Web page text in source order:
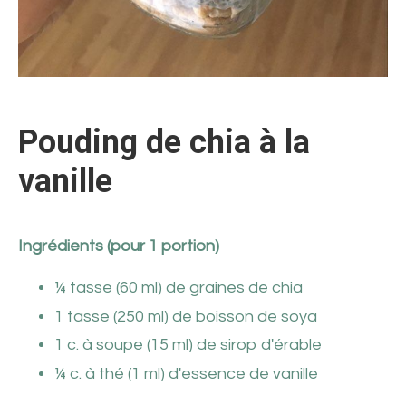
Pouding de chia à la
vanille
Ingrédients (pour 1 portion)
¼ tasse (60 ml) de graines de chia
1 tasse (250 ml) de boisson de soya
1 c. à soupe (15 ml) de sirop d'érable
¼ c. à thé (1 ml) d'essence de vanille